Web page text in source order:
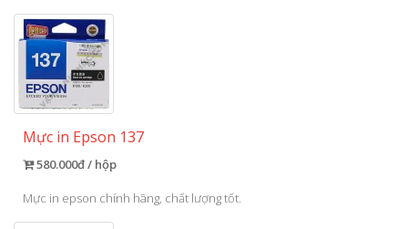
Mực in Epson 137
580.000đ / hộp
Mực in epson chính hãng, chất lượng tốt.